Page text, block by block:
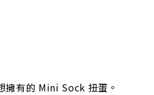
擁有的 Mini Sock 扭蛋。